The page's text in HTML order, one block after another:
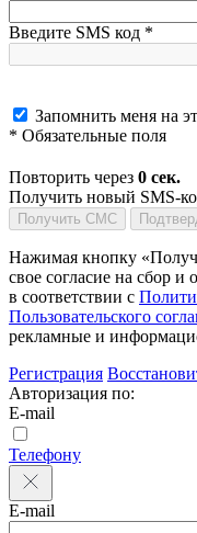
Введите SMS код *
Запомнить меня на
* Обязательные поля
Повторить через 0 сек.
Получить новый SMS-
Получить СМС
Нажимая кнопку
свое согласие на сбор
в соответствии с
Пользовательского
рекламные и
Регистрация
Авторизация по:
E-mail
Телефону
E-mail